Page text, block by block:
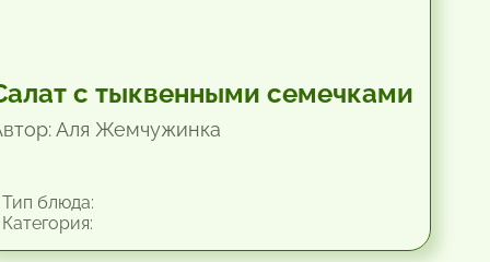
с тыквенными семечками
Аля Жемчужинка
блюда: